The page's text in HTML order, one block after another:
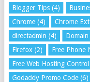
Blogger Tips(4)
Chrome(4) Chrome
directadmin (4) Domain
Firefox(2) Free Phone
Free Web Hosting Control
Godaddy Promo Code(6)